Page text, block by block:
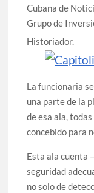
Cubana de
Grupo de
Historiador.
La funcionaria
una parte de la
de esa ala,
concebido para
Esta ala cuenta
seguridad
no solo de